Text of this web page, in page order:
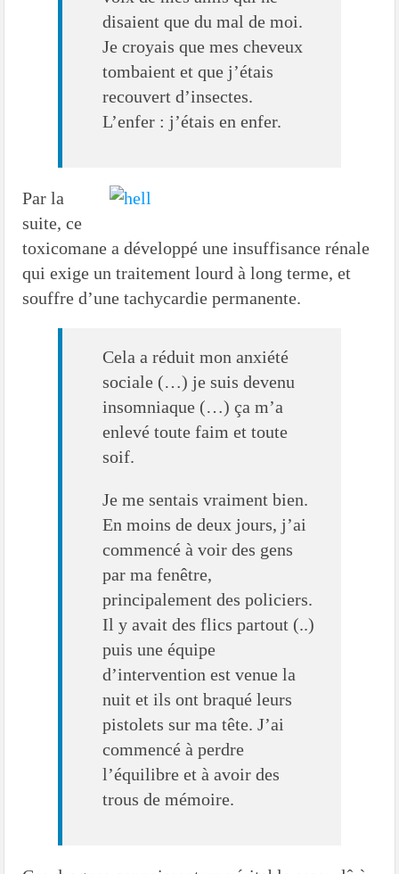
disaient que du mal de moi.
Je croyais que mes cheveux
tombaient et que j’étais
recouvert d’insectes.
L’enfer : j’étais en enfer.
Par la
suite, ce
toxicomane a développé une insuffisance rénale
qui exige un traitement lourd à long terme, et
souffre d’une tachycardie permanente.
Cela a réduit mon anxiété
sociale (…) je suis devenu
insomniaque (…) ça m’a
enlevé toute faim et toute
soif.
Je me sentais vraiment bien.
En moins de deux jours, j’ai
commencé à voir des gens
par ma fenêtre,
principalement des policiers.
Il y avait des flics partout (..)
puis une équipe
d’intervention est venue la
nuit et ils ont braqué leurs
pistolets sur ma tête. J’ai
commencé à perdre
l’équilibre et à avoir des
trous de mémoire.